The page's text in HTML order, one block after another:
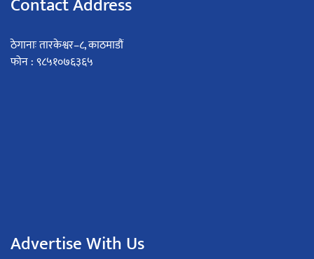
ठेगानाः तारकेश्वर–८, काठमाडौं
फोन : ९८५१०७६३६५
Advertise With Us